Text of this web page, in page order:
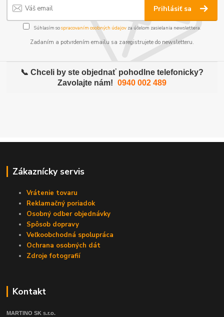
Prihlásiť sa
Súhlasím sospracovaním osobných údajov za účelom zasielania newslettera.
Zadaním a potvrdením emailu sa zaregistrujete do newsletteru.
📞 Chceli by ste objednať pohodlne telefonicky?
Zavolajte nám! 0940 002 489
Zákaznícky servis
Vrátenie tovaru
Reklamačný poriadok
Osobný odber objednávky
Spôsob dopravy
Veľkoobchodná spolupráca
Ochrana osobných dát
Zdroje fotografií
Kontakt
MARTINO SK s.r.o.